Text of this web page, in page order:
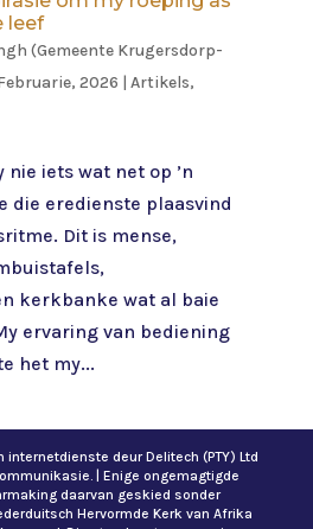
leef
(Gemeente Krugersdorp-
2026 | Artikels,
iets wat net op ’n
die eredienste plaasvind
Dit is mense,
kerkbanke wat al baie
ervaring van bediening
het my...
internetdienste deur Delitech (PTY) Ltd
| Enige ongemagtigde
daarvan geskied sonder
Hervormde Kerk van Afrika